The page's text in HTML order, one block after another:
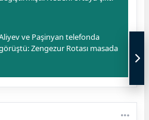
ve Paşinyan telefonda
Zengezur Rotası masada